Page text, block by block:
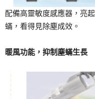
配備高靈敏度感應器，亮
蟎，看得見除塵成效。
暖風功能，抑制塵蟎生長